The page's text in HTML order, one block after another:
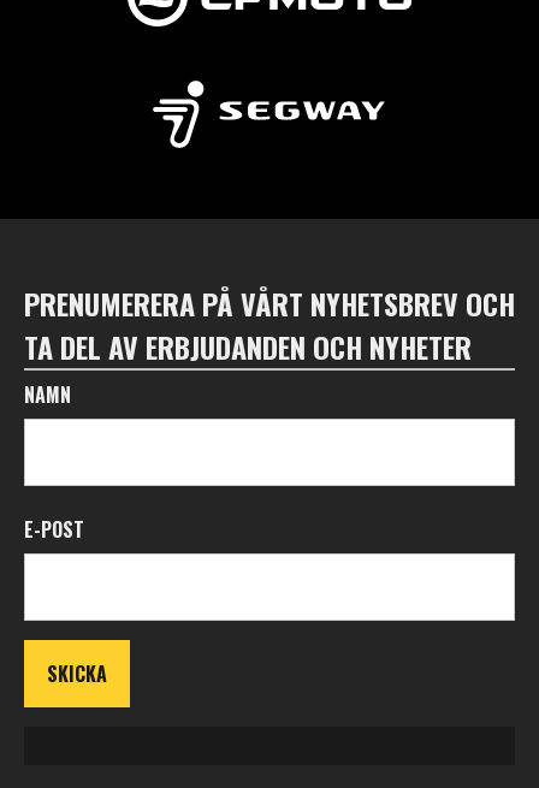
PRENUMERERA PÅ VÅRT NYHETSBREV OCH
TA DEL AV ERBJUDANDEN OCH NYHETER
NAMN
E-POST